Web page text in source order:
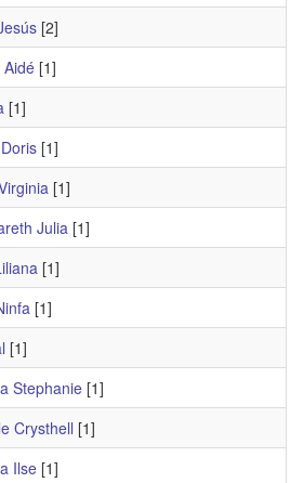
[2]
Aidé [1]
[1]
[1]
[1]
Julia [1]
[1]
[1]
[1]
Stephanie [1]
Crysthell [1]
Ilse [1]